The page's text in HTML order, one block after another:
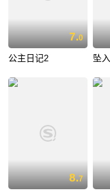
7.0
公主日记2 坠入
8.7